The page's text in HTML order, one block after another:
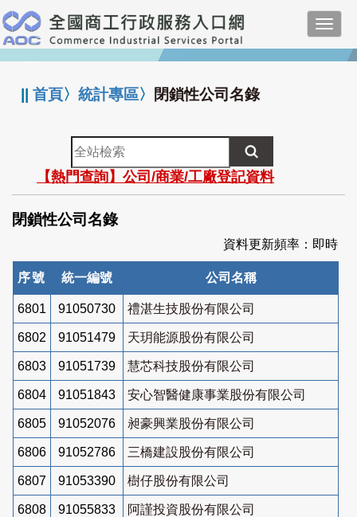
跳
到
主
要
:::
||首頁〉統計專區〉 閉鎖性公司名錄
全
站
檢
索
【熱門查詢】公司/商業/工廠登記資料
閉鎖性公司名錄
資料更新頻率：即時
序號 統一編號 公司名稱
6801 91050730 禮湛生技股份有限公司
6802 91051479 天玥能源股份有限公司
6803 91051739 慧芯科技股份有限公司
6804 91051843 安心智醫健康事業股份有限公司
6805 91052076 昶豪興業股份有限公司
6806 91052786 三橋建設股份有限公司
6807 91053390 樹仔股份有限公司
6808 91055833 阿謹投資股份有限公司